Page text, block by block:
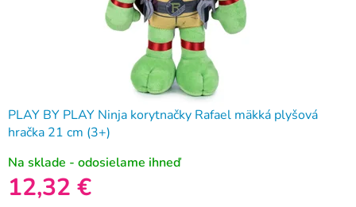
PLAY BY PLAY Ninja korytnačky Rafael mäkká plyšová
hračka 21 cm (3+)
Na sklade - odosielame ihneď
12,32 €